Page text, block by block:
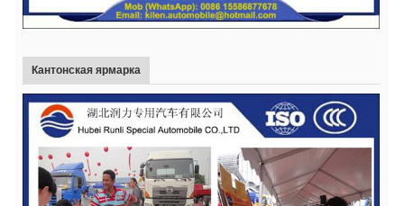
Кантонская ярмарка